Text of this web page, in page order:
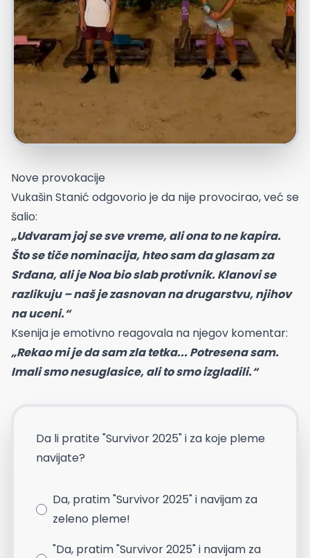
Nove provokacije
Vukašin Stanić odgovorio je da nije provocirao, već se
šalio:
„Udvaram joj se sve vreme, ali ona to ne kapira.
Što se tiče nominacija, hteo sam da glasam za
Srđana, ali je Noa bio slab protivnik. Klanovi se
razlikuju – naš je zasnovan na drugarstvu, njihov
na uceni.“
Ksenija je emotivno reagovala na njegov komentar:
„Rekao mi je da sam zla tetka... Potresena sam.
Imali smo nesuglasice, ali to smo izgladili.“
Da li pratite "Survivor 2025" i za koje pleme
navijate?
Da, pratim "Survivor 2025" i navijam za
zeleno pleme!
"Da, pratim "Survivor 2025" i navijam za